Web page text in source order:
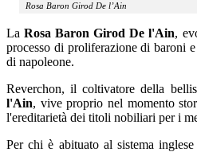
Rosa Baron Girod De l’Ain
LaRosa Baron Girod De l'Ain,
processo di proliferazione di baroni
di napoleone.
Reverchon, il coltivatore della
l'Ain, vive proprio nel momento
l'ereditarietà dei titoli nobiliari per i
Per chi è abituato al sistema